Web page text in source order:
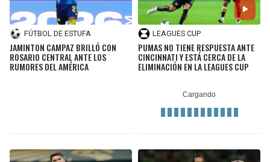
FÚTBOL DE ESTUFA
JAMINTON CAMPAZ BRILLÓ CON
ROSARIO CENTRAL ANTE LOS
RUMORES DEL AMÉRICA
LEAGUES CUP
PUMAS NO TIENE RESPUESTA ANTE
CINCINNATI Y ESTÁ CERCA DE LA
ELIMINACIÓN EN LA LEAGUES CUP